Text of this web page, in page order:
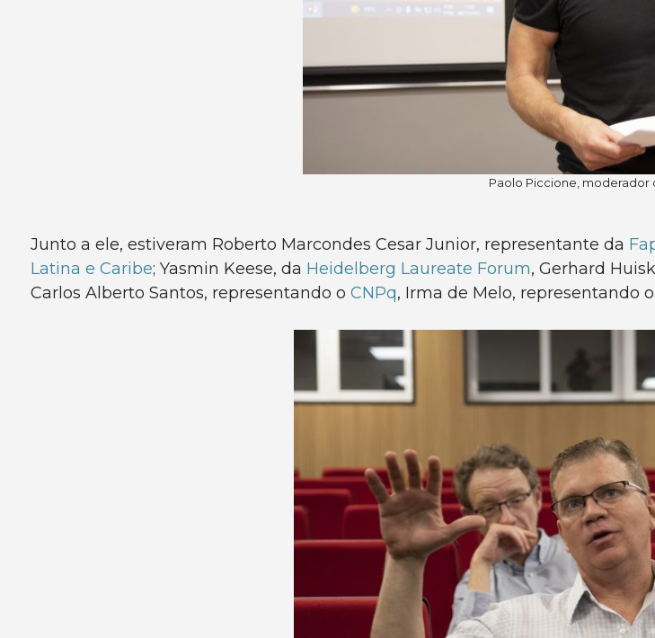
Paolo Piccione, moderador
Junto a ele, estiveram Roberto Marcondes Cesar Junior, representante da
Latina e Caribe; Yasmin Keese, da Heidelberg Laureate Forum, Gerhard
Carlos Alberto Santos, representando o CNPq, Irma de Melo, representando o